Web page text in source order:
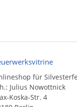
für
Julius Nowottnick
Koska-Str. 4